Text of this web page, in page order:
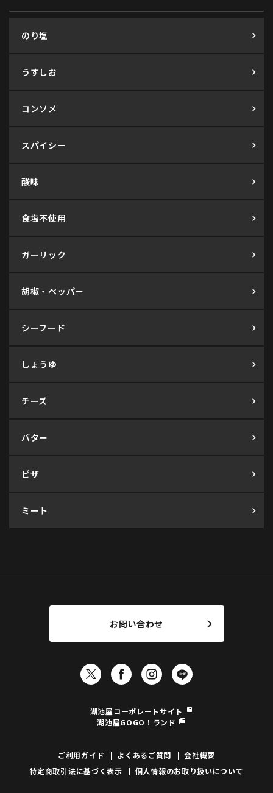
のり塩
うすしお
コンソメ
スパイシー
酸味
食塩不使用
ガーリック
胡椒・ペッパー
シーフード
しょうゆ
チーズ
バター
ピザ
ミート
お問い合わせ
湖池屋コーポレートサイト
湖池屋GOGO！ランド
ご利用ガイド よくあるご質問
会社概要
特定商取引法に基づく表示
個人情報のお取り扱いについて